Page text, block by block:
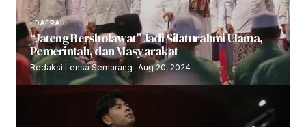
DAERAH
“Jateng Bersholawat” Jadi Silaturahmi Ulama,
Pemerintah, dan Masyarakat
Redaksi Lensa Semarang Aug 20, 2024